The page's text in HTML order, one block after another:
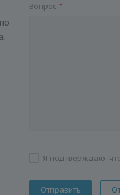
Вопрос *
Я подтверждаю,